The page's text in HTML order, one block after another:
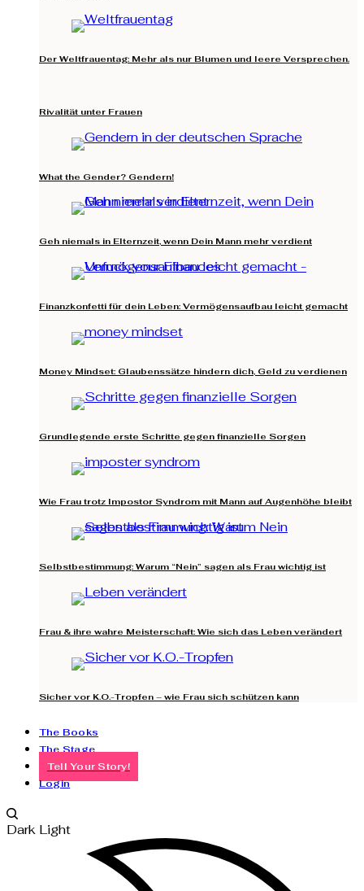
Der Weltfrauentag: Mehr als nur Blumen und leere Versprechen.
Rivalität unter Frauen
What the Gender? Gendern!
Geh niemals in Elternzeit, wenn Dein Mann mehr verdient
Finanzkonfetti für dein Leben: Vermögensaufbau leicht gemacht
Money Mindset: Glaubenssätze hindern dich, Geld zu verdienen
Grundlegende erste Schritte gegen finanzielle Sorgen
Wie Frau trotz Impostor Syndrom mit Mann auf Augenhöhe bleibt
Selbstbestimmung: Warum “Nein” sagen als Frau wichtig ist
Frau & ihre wahre Meisterschaft: Wie sich das Leben verändert
Sicher vor K.O.-Tropfen – wie Frau sich schützen kann
The Books
The Stage
Tell Your Story!
Login
Dark Light